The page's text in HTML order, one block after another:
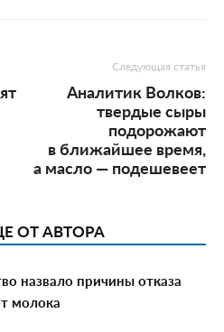
Следующая статья
Аналитик Волков:
твердые сыры
подорожают
в ближайшее время,
а масло — подешевеет
ОТ АВТОРА
назвало причины отказа
молока